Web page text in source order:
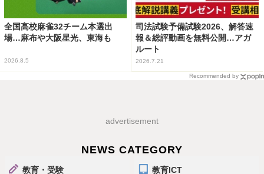
全国高校麻雀32チーム本選出
場…麻布や大阪星光、東海も
2026.8.5
司法試験予備試験2026、解答速
報＆総評動画を無料公開…アガ
ルート
2026.7.21
Recommended by
advertisement
NEWS CATEGORY
教育・受験 教育ICT